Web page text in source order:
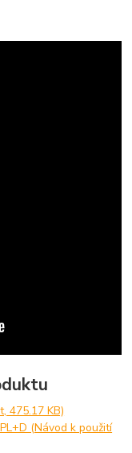
475.17 KB)
(Návod k použití